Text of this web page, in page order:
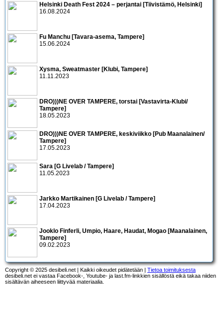
Helsinki Death Fest 2024 – perjantai [Tiivistämö, Helsinki]
16.08.2024
Fu Manchu [Tavara-asema, Tampere]
15.06.2024
Xysma, Sweatmaster [Klubi, Tampere]
11.11.2023
DRO)))NE OVER TAMPERE, torstai [Vastavirta-Klubi/
Tampere]
18.05.2023
DRO)))NE OVER TAMPERE, keskiviikko [Pub Maanalainen/
Tampere]
17.05.2023
Sara [G Livelab / Tampere]
11.05.2023
Jarkko Martikainen [G Livelab / Tampere]
17.04.2023
Jooklo Finferli, Umpio, Haare, Haudat, Mogao [Maanalainen,
Tampere]
09.02.2023
Copyright © 2025 desibeli.net | Kaikki oikeudet pidätetään | Tietoa toimituksesta
desibeli.net ei vastaa Facebook-, Youtube- ja last.fm-linkkien sisällöstä eikä takaa niiden
sisältävän aiheeseen liittyvää materiaalia.